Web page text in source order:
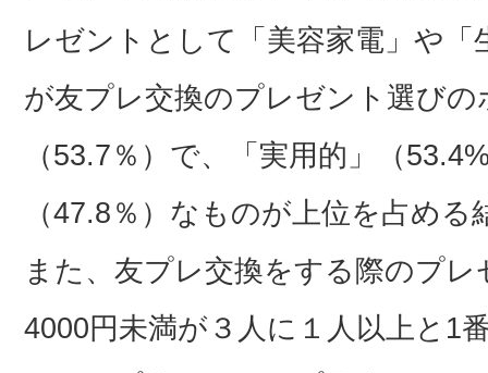
レゼントとして「美容家電」や
が友プレ交換のプレゼント選び
（53.7％）で、「実用的」（
（47.8％）なものが上位を占める
また、友プレ交換をする際のプ
4000円未満が３人に１人以上と1